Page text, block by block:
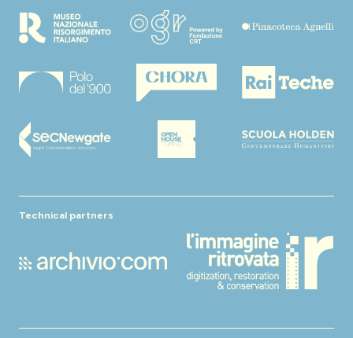
Technical partners